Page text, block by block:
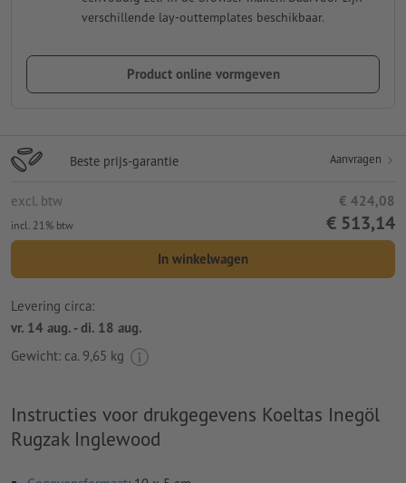
verschillende lay-outtemplates beschikbaar.
Product online vormgeven
Beste prijs-garantie Aanvragen
excl. btw € 424,08
incl. 21% btw € 513,14
In winkelwagen
Levering circa:
vr. 14 aug. - di. 18 aug.
Gewicht: ca. 9,65 kg
Instructies voor drukgegevens Koeltas Inegöl
Rugzak Inglewood